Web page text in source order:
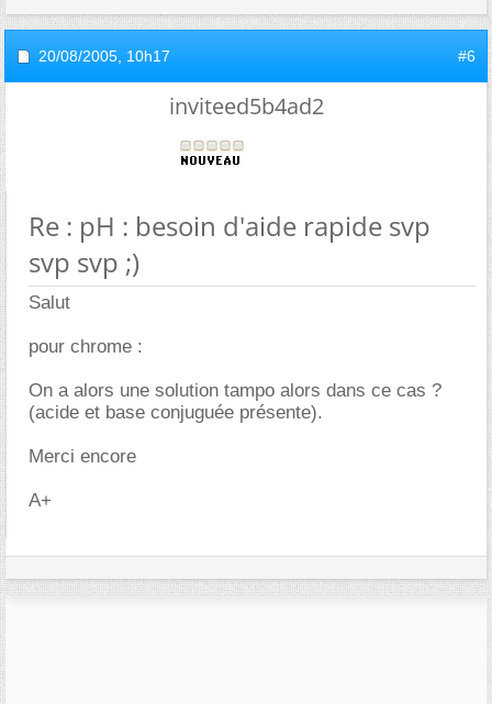
20/08/2005, 10h17 #6
inviteed5b4ad2
Re : pH : besoin d'aide rapide svp
svp svp ;)
Salut
pour chrome :
On a alors une solution tampo alors dans ce cas ?
(acide et base conjuguée présente).
Merci encore
A+